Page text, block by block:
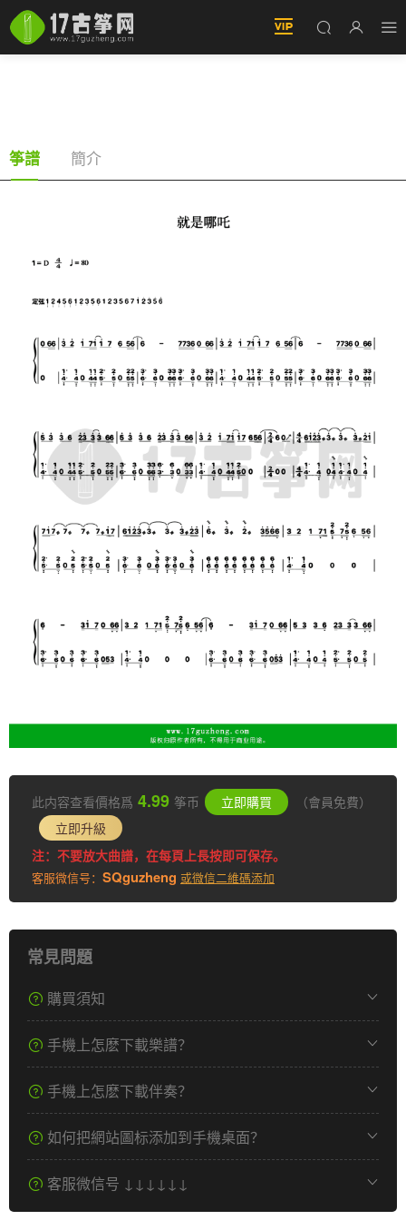
筝譜 簡介
此内容查看價格爲 4.99 筝币 立即購買
（會員免費）
立即升級
注：不要放大曲譜，在每頁上長按即可保存。
客服微信号： SQguzheng 或微信二維碼添加
常見問題
購買須知
手機上怎麽下載樂譜？
手機上怎麽下載伴奏？
如何把網站圖标添加到手機桌面？
客服微信号 ↓↓↓↓↓↓